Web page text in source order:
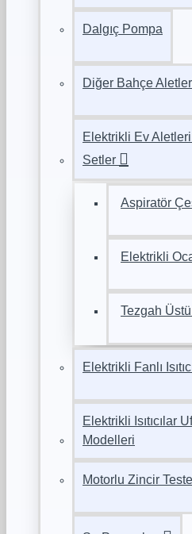
Dalgıç Pompa
Diğer Bahçe
Elektrikli Ev
Setler
Aspiratör
Elektrikli
Tezgah
Elektrikli Fanlı
Elektrikli Isıtıcılar
Modelleri
Motorlu Zincir